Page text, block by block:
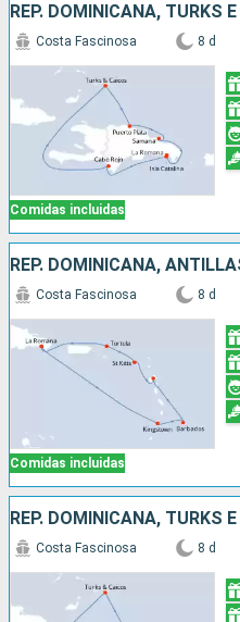
Comidas incluidas
Costa Fascinosa 8 d
Comidas incluidas
Costa Fascinosa 8 d
Costa Fascinosa 8 d